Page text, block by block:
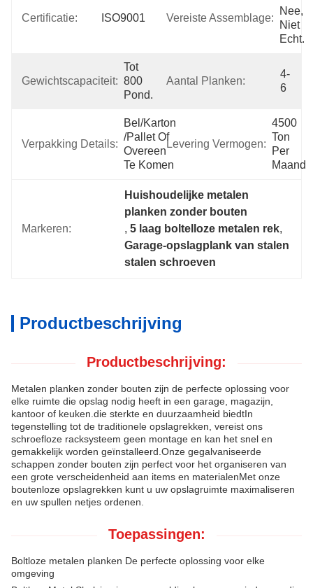
Certificatie: ISO9001 Vereiste Assemblage:
Nee,
Niet
Echt.
Gewichtscapaciteit:
Tot
800
Pond.
Aantal Planken:
4-
6
Verpakking Details:
Bel/karton
/pallet Of
Overeen
Te Komen
Levering Vermogen:
4500
Ton
Per
Maand
Markeren:
Huishoudelijke metalen
planken zonder bouten
, 5 laag boltelloze metalen rek,
Garage-opslagplank van stalen
stalen schroeven
Productbeschrijving
Productbeschrijving:
Metalen planken zonder bouten zijn de perfecte oplossing voor
elke ruimte die opslag nodig heeft in een garage, magazijn,
kantoor of keuken.die sterkte en duurzaamheid biedtIn
tegenstelling tot de traditionele opslagrekken, vereist ons
schroefloze racksysteem geen montage en kan het snel en
gemakkelijk worden geïnstalleerd.Onze gegalvaniseerde
schappen zonder bouten zijn perfect voor het organiseren van
een grote verscheidenheid aan items en materialenMet onze
boutenloze opslagrekken kunt u uw opslagruimte maximaliseren
en uw spullen netjes ordenen.
Toepassingen:
Boltloze metalen planken De perfecte oplossing voor elke
omgeving